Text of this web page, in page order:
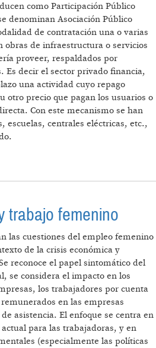
como Participación Público
denominan Asociación Público
de contratación una o varias
obras de infraestructura o servicios
proveer, respaldados por
Es decir el sector privado financia,
una actividad cuyo repago
otro precio que pagan los usuarios o
Con este mecanismo se han
escuelas, centrales eléctricas, etc.,
trabajo femenino
las cuestiones del empleo femenino
de la crisis económica y
reconoce el papel sintomático del
se considera el impacto en los
los trabajadores por cuenta
en las empresas
asistencia. El enfoque se centra en
para las trabajadoras, y en
(especialmente las políticas